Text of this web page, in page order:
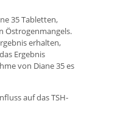
35 Tabletten,
Östrogenmangels.
erhalten,
Ergebnis
von Diane 35 es
auf das TSH-